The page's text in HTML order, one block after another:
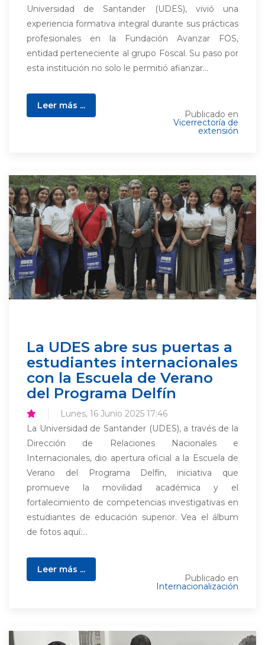
Universidad de Santander (UDES), vivió una
experiencia formativa integral durante sus prácticas
profesionales en la Fundación Avanzar FOS,
entidad perteneciente al grupo Foscal. Su paso por
esta institución no solo le permitió afianzar...
Leer más ...
Publicado en
Vicerrectoría de
extensión
La UDES abre sus puertas a
estudiantes internacionales
con la Escuela de Verano
del Programa Delfín
Lunes, 16 Junio 2025 17:46
La Universidad de Santander (UDES), a través de la
Dirección de Relaciones Nacionales e
Internacionales, dio apertura oficial a la Escuela de
Verano del Programa Delfín, iniciativa que
promueve la movilidad académica y el
fortalecimiento de competencias investigativas en
estudiantes de educación superior. Vea el álbum
de fotos aquí:...
Leer más ...
Publicado en
Internacionalización